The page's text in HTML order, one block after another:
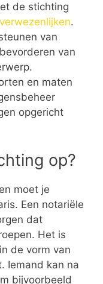
de stichting
.
van
van
en maten
opgericht
op?
moet je
Een notariële
dat
Het is
de vorm van
Iemand kan na
bijvoorbeeld